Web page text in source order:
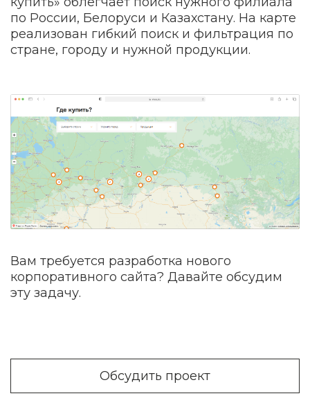
по России, Белоруси и Казахстану. На карте
реализован гибкий поиск и фильтрация по
стране, городу и нужной продукции.
Вам требуется разработка нового
корпоративного сайта? Давайте обсудим
эту задачу.
Обсудить проект